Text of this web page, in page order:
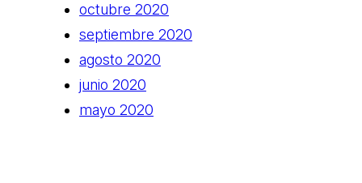
octubre 2020
septiembre 2020
agosto 2020
junio 2020
mayo 2020